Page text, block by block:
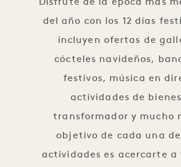
Disfrute de la época más
del año con los 12 días
incluyen ofertas de
cócteles navideños,
festivos, música en
actividades de
transformador y mucho
objetivo de cada una
actividades es acercarte a